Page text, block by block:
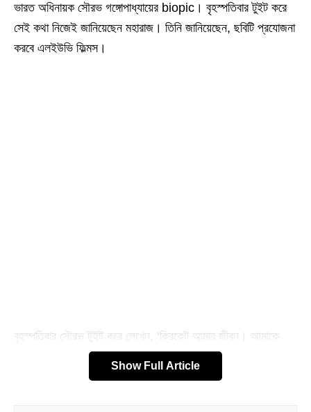
ভারত অধিনায়ক সৌরভ গঙ্গোপাধ্যায়ের biopic। বৃহস্পতিবার টুইট করে
সেই কথা নিজেই জানিয়েছেন মহারাজ। তিনি জানিয়েছেন, ছবিটি প্রযোজনা
করবে এলইউভি ফিল্মস।
বৃহস্পতিবার সৌরভ টুইট করে লেখেন, ‘ক্রিকেট আমার জীবন। আমাকে
আত্মবিশ্বাস যুগিয়েছে, মাথা উঁচু করে এগিয়ে যাওয়ার ক্ষমতা দিয়েছে। এই
যাত্রার স্বাদ আনন্দের। সেই যাত্রা নিয়ে ছবি করবে এলইউভি। বড়
Show Full Article